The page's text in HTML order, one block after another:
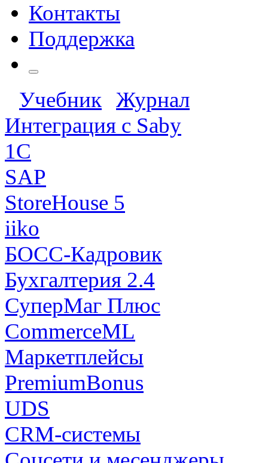
Контакты
Поддержка
Учебник
Журнал
Интеграция с Saby
1С
SAP
StoreHouse 5
iiko
БОСС-Кадровик
Бухгалтерия 2.4
СуперМаг Плюс
CommerceML
Маркетплейсы
PremiumBonus
UDS
CRM-системы